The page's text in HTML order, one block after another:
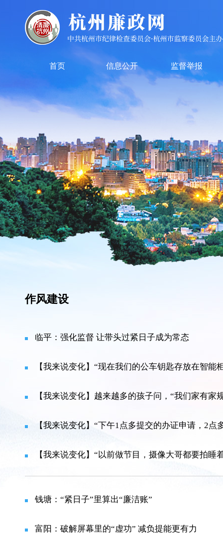
首页 信息公开 监督举报
作风建设
临平：强化监督 让带头过紧日子成为常态
【我来说变化】“现在我们的公车钥匙存放在智能
【我来说变化】越来越多的孩子问，“我们家有家
【我来说变化】“下午1点多提交的办证申请，2点
【我来说变化】“以前做节目，摄像大哥都要拍睡
钱塘：“紧日子”里算出“廉洁账”
富阳：破解屏幕里的“虚功” 减负提能更有力